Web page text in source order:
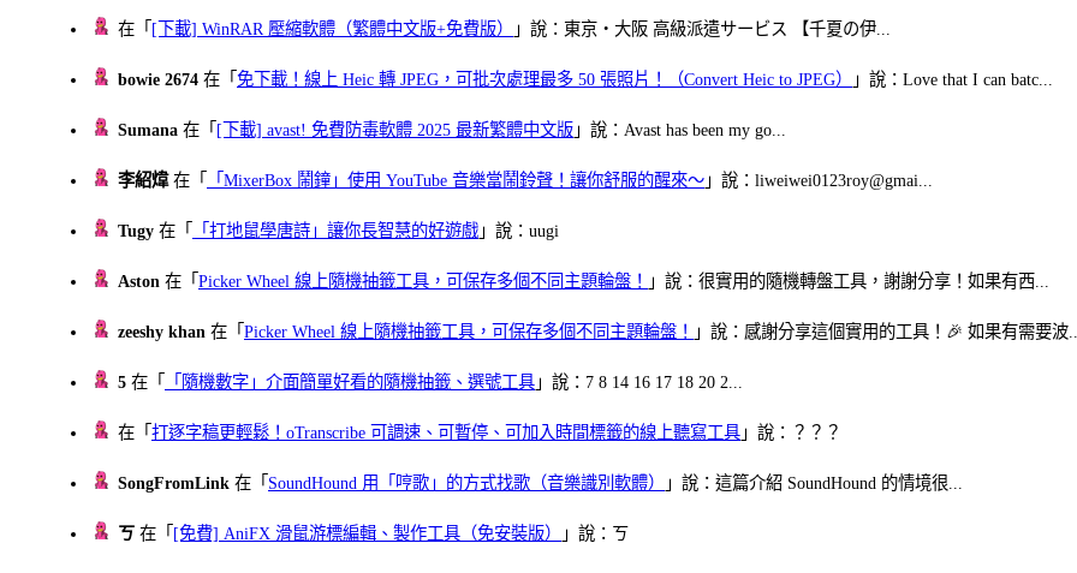
在「 [下載] WinRAR 壓縮軟體（繁體中文版+免費版） 」說：東京・大阪 高級派遣サービス 【千夏の伊...
bowie 2674 在「免下載！線上 Heic 轉 JPEG，可批次處理最多 50 張照片！（Convert Heic to JPEG） 」說：Love that I can batc...
Sumana 在「 [下載] avast! 免費防毒軟體 2025 最新繁體中文版 」說：Avast has been my go...
李紹煒在「 「MixerBox 鬧鐘」使用 YouTube 音樂當鬧鈴聲！讓你舒服的醒來～ 」說：liweiwei0123roy@gmai...
Tugy 在「 「打地鼠學唐詩」讓你長智慧的好遊戲 」說：uugi
Aston 在「Picker Wheel 線上隨機抽籤工具，可保存多個不同主題輪盤！ 」說：很實用的隨機轉盤工具，謝謝分享！如果有西...
zeeshy khan 在「Picker Wheel 線上隨機抽籤工具，可保存多個不同主題輪盤！ 」說：感謝分享這個實用的工具！🎉 如果有需要波
5 在「 「隨機數字」介面簡單好看的隨機抽籤、選號工具 」說：7 8 14 16 17 18 20 2...
在「打逐字稿更輕鬆！oTranscribe 可調速、可暫停、可加入時間標籤的線上聽寫工具 」說：？？？
SongFromLink 在「 SoundHound 用「哼歌」的方式找歌（音樂識別軟體） 」說：這篇介紹 SoundHound 的情境很...
ㄎ 在「 [免費] AniFX 滑鼠游標編輯、製作工具（免安裝版） 」說：ㄎ